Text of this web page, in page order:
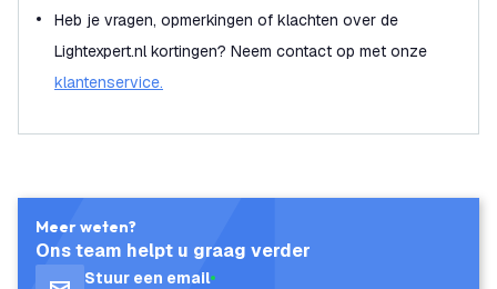
Heb je vragen, opmerkingen of klachten over de
Lightexpert.nl kortingen? Neem contact op met onze
klantenservice.
Meer weten?
Ons team helpt u graag verder
Stuur een email